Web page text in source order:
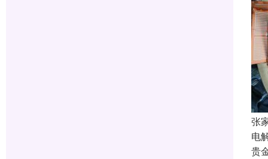
张
电
贵